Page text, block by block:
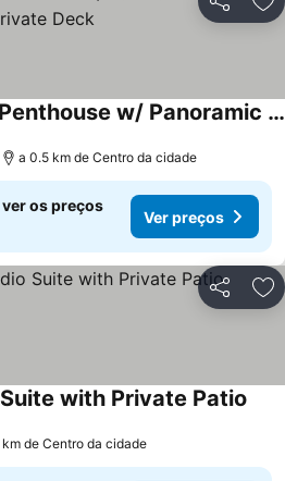
Partilhar
Harrison Lake 3BR Penthouse w/ Panoramic Views & Private Deck
a 0.5 km de Centro da cidade
os preços
Ver preços
Partilhar
with Private Patio
km de Centro da cidade